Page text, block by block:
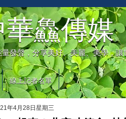
華鱻傳媒
發聲，分享美好、美麗、美學，
線上記者名單
年4月28日星期三